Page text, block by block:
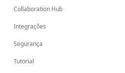
Collaboration Hub
Integrações
Segurança
Tutorial